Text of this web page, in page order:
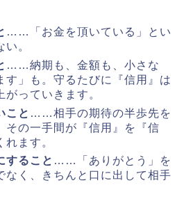
……「お金を頂いている」とい
。
……納期も、金額も、小さな
す」も。守るたびに『信用』は
がっていきます。
こと ……相手の期待の半歩先を
その一手間が『信用』を『信
ます。
すること ……「ありがとう」を
なく、きちんと口に出して相手